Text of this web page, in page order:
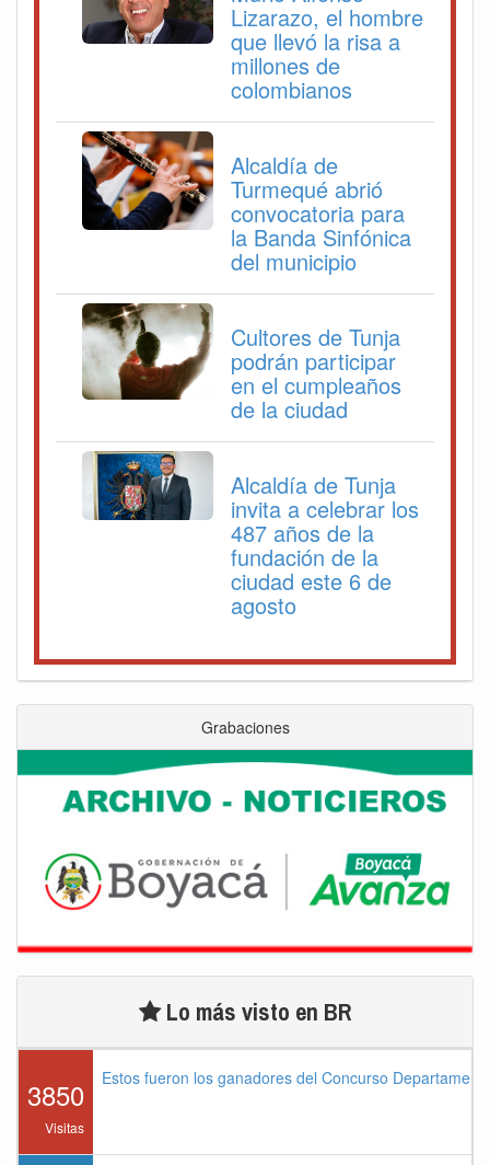
Lizarazo, el hombre
que llevó la risa a
millones de
colombianos
Alcaldía de
Turmequé abrió
convocatoria para
la Banda Sinfónica
del municipio
Cultores de Tunja
podrán participar
en el cumpleaños
de la ciudad
Alcaldía de Tunja
invita a celebrar los
487 años de la
fundación de la
ciudad este 6 de
agosto
Grabaciones
Lo más visto en BR
3850
Visitas
Estos fueron los ganadores del Concurso